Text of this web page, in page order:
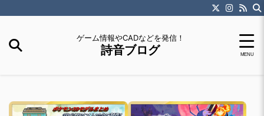
ゲーム情報やCADなどを発信！
詩音ブログ